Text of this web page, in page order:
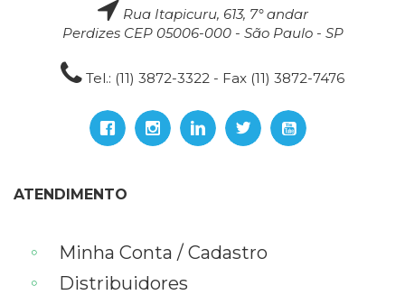
Rua Itapicuru, 613, 7° andar
Perdizes CEP 05006-000 - São Paulo - SP
Tel.: (11) 3872-3322 - Fax (11) 3872-7476
ATENDIMENTO
Minha Conta / Cadastro
Distribuidores